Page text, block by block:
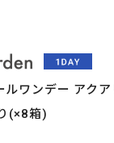
ルワンデー アク
(×8箱)